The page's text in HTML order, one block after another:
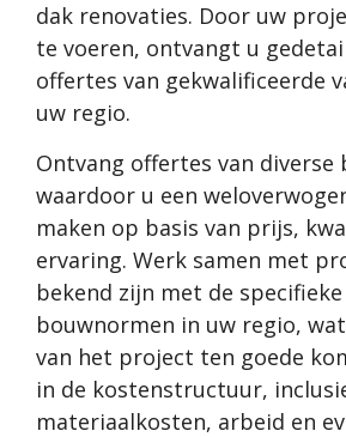
dak renovaties. Door uw
te voeren, ontvangt u
offertes van gekwalificeerde
uw regio.
Ontvang offertes van diverse
waardoor u een
maken op basis van prijs,
ervaring. Werk samen met
bekend zijn met de
bouwnormen in uw regio,
van het project ten goede
in de kostenstructuur,
materiaalkosten, arbeid en